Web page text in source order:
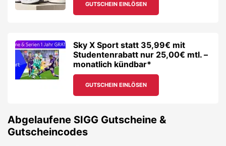
GUTSCHEIN EINLÖSEN
Sky X Sport statt 35,99€ mit
Studentenrabatt nur 25,00€ mtl. –
monatlich kündbar*
GUTSCHEIN EINLÖSEN
Abgelaufene SIGG Gutscheine &
Gutscheincodes